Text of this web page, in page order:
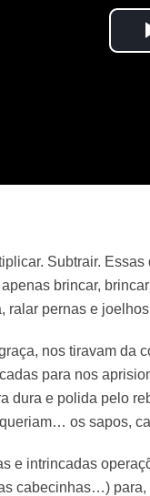
Subtrair.
brincar,
ralar pernas e
nos tiravam da
para nos
dura e polida pelo
os sapos,
e intrincadas
cabecinhas…)